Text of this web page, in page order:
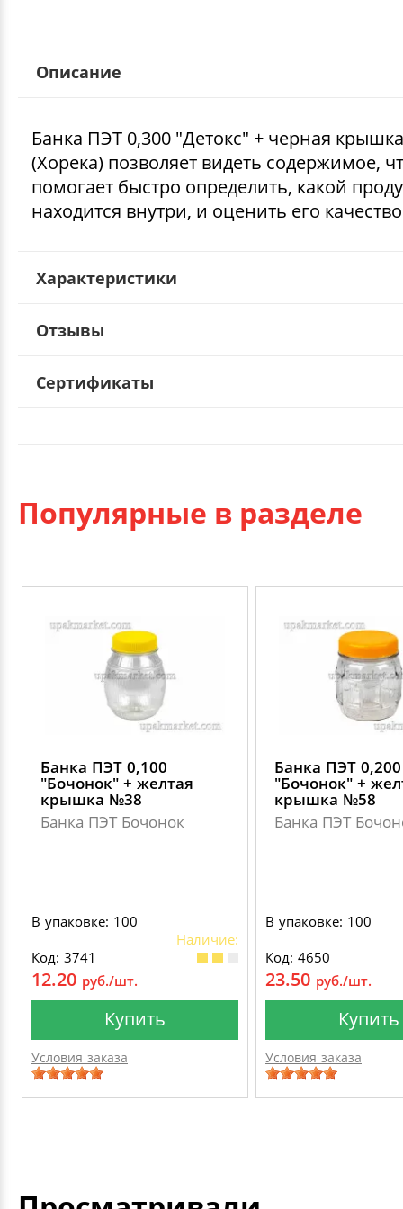
Описание
Банка ПЭТ 0,300 "Детокс" + черная
(Хорека) позволяет видеть содержимое,
помогает быстро определить, какой
находится внутри, и оценить его
Характеристики
Отзывы
Сертификаты
Популярные в разделе
Банка ПЭТ 0,100
"Бочонок" + желтая
крышка №38
Банка ПЭТ Бочонок
В упаковке: 100
Наличие:
Код: 3741
12.20 руб./шт.
Купить
Условия заказа
Банка ПЭТ 0,200
"Бочонок" +
крышка №58
Банка ПЭТ
В упаковке: 100
Код: 4650
23.50 руб./шт.
Купить
Условия заказа